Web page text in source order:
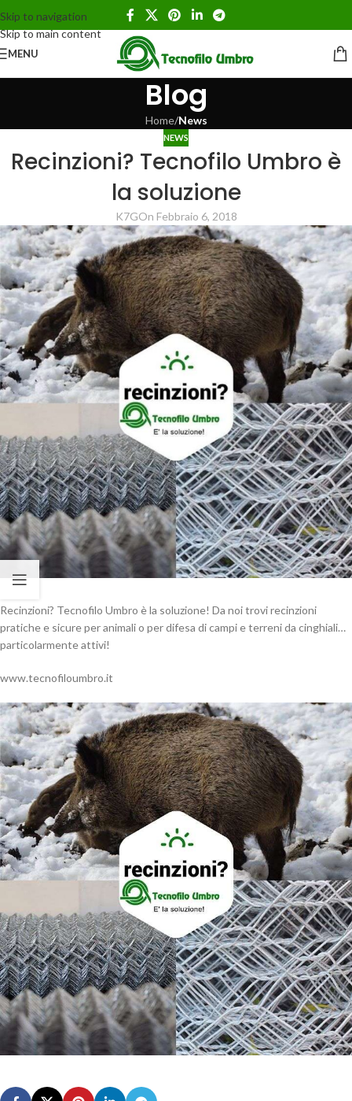
Skip to navigation
Skip to main content
MENU
Blog
Home/News
NEWS
Recinzioni? Tecnofilo Umbro è
la soluzione
K7GOn Febbraio 6, 2018
Recinzioni? Tecnofilo Umbro è la soluzione! Da noi trovi recinzioni
pratiche e sicure per animali o per difesa di campi e terreni da cinghiali…
particolarmente attivi!
www.tecnofiloumbro.it